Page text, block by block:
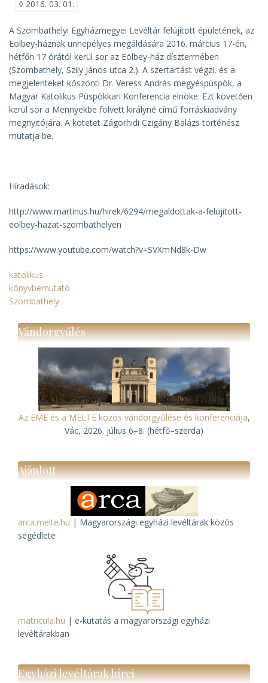
◊ 2016. 03. 01.
A Szombathelyi Egyházmegyei Levéltár felújított épületének, az
Eölbey-háznak ünnepélyes megáldására 2016. március 17-én,
hétfőn 17 órától kerül sor az Eölbey-ház dísztermében
(Szombathely, Szily János utca 2.). A szertartást végzi, és a
megjelenteket köszönti Dr. Veress András megyéspüspök, a
Magyar Katolikus Püspökkari Konferencia elnöke. Ezt követően
kerül sor a Mennyekbe fölvett királyné című forráskiadvány
megnyitójára. A kötetet Zágorhidi Czigány Balázs történész
mutatja be.
Híradások:
http://www.martinus.hu/hirek/6294/megaldottak-a-felujitott-
eolbey-hazat-szombathelyen
https://www.youtube.com/watch?v=SVXmNd8k-Dw
katolikus
könyvbemutató
Szombathely
Vándorgyűlés
Az EME és a MELTE közös vándorgyűlése és konferenciája,
Vác, 2026. július 6–8. (hétfő–szerda)
Ajánlott
arca.melte.hu | Magyarországi egyházi levéltárak közös
segédlete
matricula.hu | e-kutatás a magyarországi egyházi
levéltárakban
Egyházi levéltárak hírei